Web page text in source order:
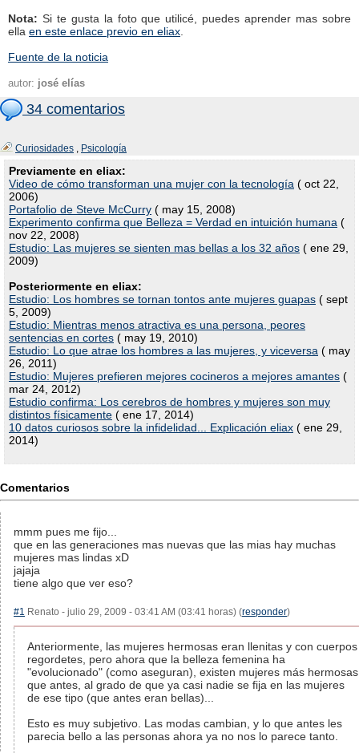
Nota: Si te gusta la foto que utilicé, puedes aprender mas sobre
ella en este enlace previo en eliax
Fuente de la noticia
autor: josé elías
34 comentarios
Curiosidades , Psicología
Previamente en eliax:
Video de cómo transforman una mujer con la tecnología ( oct 22,
2006)
Portafolio de Steve McCurry ( may 15, 2008)
Experimento confirma que Belleza = Verdad en intuición humana (
nov 22, 2008)
Estudio: Las mujeres se sienten mas bellas a los 32 años ( ene 29,
2009)
Posteriormente en eliax:
Estudio: Los hombres se tornan tontos ante mujeres guapas ( sept
5, 2009)
Estudio: Mientras menos atractiva es una persona, peores
sentencias en cortes ( may 19, 2010)
Estudio: Lo que atrae los hombres a las mujeres, y viceversa ( may
26, 2011)
Estudio: Mujeres prefieren mejores cocineros a mejores amantes (
mar 24, 2012)
Estudio confirma: Los cerebros de hombres y mujeres son muy
distintos físicamente ( ene 17, 2014)
10 datos curiosos sobre la infidelidad... Explicación eliax ( ene 29,
2014)
Comentarios
mmm pues me fijo...
que en las generaciones mas nuevas que las mias hay muchas
mujeres mas lindas xD
jajaja
tiene algo que ver eso?
#1 Renato - julio 29, 2009 - 03:41 AM (03:41 horas) (responder)
Anteriormente, las mujeres hermosas eran llenitas y con cuerpos
regordetes, pero ahora que la belleza femenina ha
"evolucionado" (como aseguran), existen mujeres más hermosas
que antes, al grado de que ya casi nadie se fija en las mujeres
de ese tipo (que antes eran bellas)...
Esto es muy subjetivo. Las modas cambian, y lo que antes les
parecia bello a las personas ahora ya no nos lo parece tanto.